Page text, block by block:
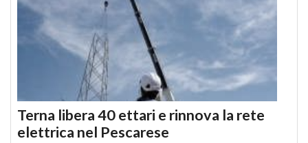
Terna libera 40 ettari e rinnova la rete
elettrica nel Pescarese